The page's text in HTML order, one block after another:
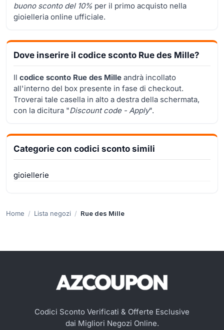
buono sconto del 10% per il primo acquisto nella
gioielleria online ufficiale.
Dove inserire il codice sconto Rue des Mille?
Il codice sconto Rue des Mille andrà incollato
all'interno del box presente in fase di checkout.
Troverai tale casella in alto a destra della schermata,
con la dicitura "Discount code - Apply".
Categorie con codici sconto simili
gioiellerie
Home Lista negozi Rue des Mille
Codici Sconto Verificati & Offerte Esclusive
dai Migliori Negozi Online.